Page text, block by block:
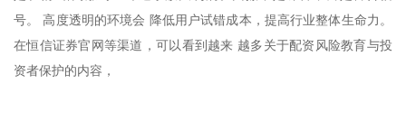
号。 高度透明的环境会 降低用户试错成本，提高行业整体生命力。
在恒信证券官网等渠道，可以看到越来 越多关于配资风险教育与投
资者保护的内容，